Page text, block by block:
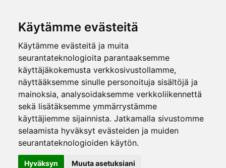
Käytämme evästeitä
Käytämme evästeitä ja muita
seurantateknologioita parantaaksemme
käyttäjäkokemusta verkkosivustollamme,
näyttääksemme sinulle personoituja sisältöjä ja
mainoksia, analysoidaksemme verkkoliikennettä
sekä lisätäksemme ymmärrystämme
käyttäjiemme sijainnista. Jatkamalla sivustomme
selaamista hyväksyt evästeiden ja muiden
seurantateknologioiden käytön.
Hyväksyn Muuta asetuksiani